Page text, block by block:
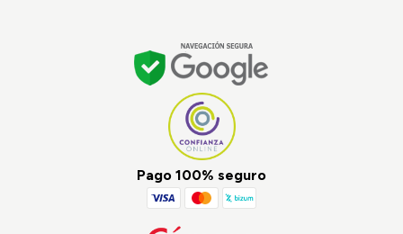
Pago 100% seguro